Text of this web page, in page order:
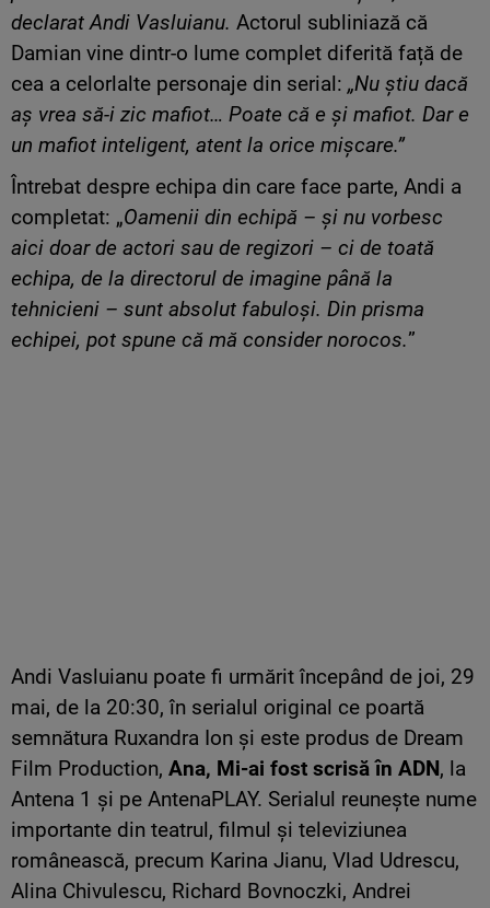
declarat Andi Vasluianu. Actorul subliniază că
Damian vine dintr-o lume complet diferită față de
cea a celorlalte personaje din serial: „Nu știu dacă
aș vrea să-i zic mafiot… Poate că e și mafiot. Dar e
un mafiot inteligent, atent la orice mișcare.”
Întrebat despre echipa din care face parte, Andi a
completat: „Oamenii din echipă – și nu vorbesc
aici doar de actori sau de regizori – ci de toată
echipa, de la directorul de imagine până la
tehnicieni – sunt absolut fabuloși. Din prisma
echipei, pot spune că mă consider norocos.”
Andi Vasluianu poate fi urmărit începând de joi, 29
mai, de la 20:30, în serialul original ce poartă
semnătura Ruxandra Ion și este produs de Dream
Film Production, Ana, Mi-ai fost scrisă în ADN, la
Antena 1 și pe AntenaPLAY. Serialul reunește nume
importante din teatrul, filmul și televiziunea
românească, precum Karina Jianu, Vlad Udrescu,
Alina Chivulescu, Richard Bovnoczki, Andrei